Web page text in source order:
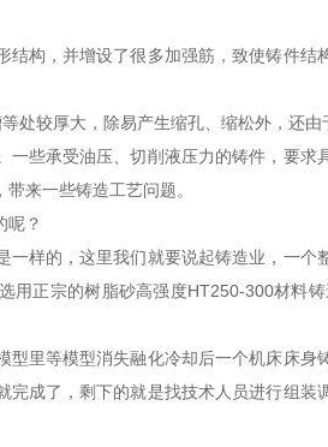
，并增设了很多加强筋，致使铸件结
较厚大，除易产生缩孔、缩松外，还
一些承受油压、切削液压力的铸件，要
来一些铸造工艺问题。
？
的，这里我们就要说起铸造业，一个
用正宗的树脂砂高强度HT250-300材料
等模型消失融化冷却后一个机床床身
成了，剩下的就是找技术人员进行组